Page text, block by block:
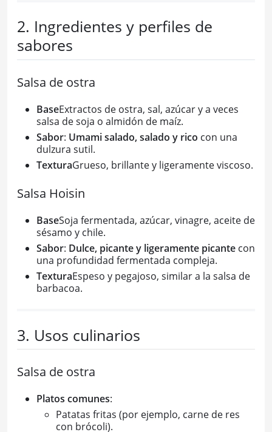
2. Ingredientes y perfiles de
sabores
Salsa de ostra
BaseExtractos de ostra, sal, azúcar y a veces
salsa de soja o almidón de maíz.
Sabor: Umami salado, salado y rico con una
dulzura sutil.
TexturaGrueso, brillante y ligeramente viscoso.
Salsa Hoisin
BaseSoja fermentada, azúcar, vinagre, aceite de
sésamo y chile.
Sabor: Dulce, picante y ligeramente picante con
una profundidad fermentada compleja.
TexturaEspeso y pegajoso, similar a la salsa de
barbacoa.
3. Usos culinarios
Salsa de ostra
Platos comunes:
Patatas fritas (por ejemplo, carne de res
con brócoli).